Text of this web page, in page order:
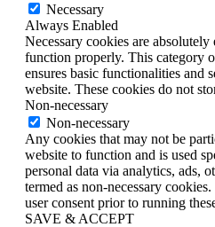
Necessary
Always Enabled
Necessary cookies are
function properly. This category
ensures basic functionalities and
website. These cookies do not
Non-necessary
Non-necessary
Any cookies that may not be
website to function and is used
personal data via analytics, ads,
termed as non-necessary
user consent prior to running
SAVE & ACCEPT